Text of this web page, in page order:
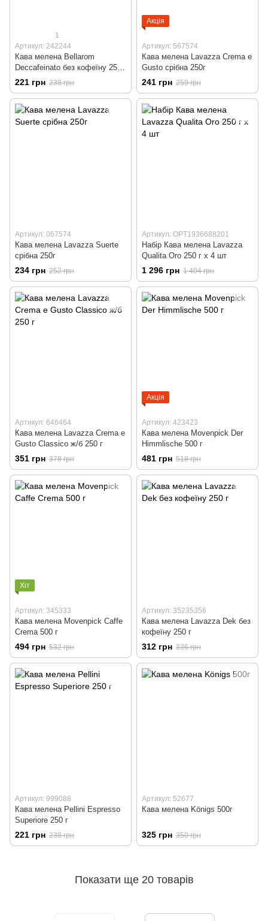
1
Артикул: 242244
Кава мелена Bellarom
Deccafeinato без кофеїну 250
г
221 грн 238 грн
Акція
Артикул: 567574
Кава мелена Lavazza Crema e
Gusto срібна 250г
241 грн 259 грн
Артикул: 067574
Кава мелена Lavazza Suerte
срібна 250г
234 грн 252 грн
Артикул: OPT1936688201
Набір Кава мелена Lavazza
Qualitа Oro 250 г х 4 шт
1 296 грн 1 404 грн
Артикул: 646464
Кава мелена Lavazza Crema e
Gusto Classico ж/б 250 г
351 грн 378 грн
Акція
Артикул: 423423
Кава мелена Movenpick Der
Himmlische 500 г
481 грн 518 грн
Хіт
Артикул: 345333
Кава мелена Movenpick Caffe
Crema 500 г
494 грн 532 грн
Артикул: 35235356
Кава мелена Lavazza Dek без
кофеїну 250 г
312 грн 336 грн
Артикул: 999088
Кава мелена Pellini Espresso
Superiore 250 г
221 грн 238 грн
Артикул: 52677
Кава мелена Königs 500г
325 грн 350 грн
Показати ще 20 товарів